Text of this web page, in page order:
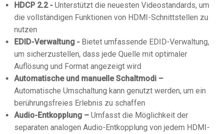
HDCP 2.2 - Unterstützt die neuesten Videostandards, um
die vollständigen Funktionen von HDMI-Schnittstellen zu
nutzen
EDID-Verwaltung - Bietet umfassende EDID-Verwaltung,
um sicherzustellen, dass jede Quelle mit optimaler
Auflösung und Format angezeigt wird
Automatische und manuelle Schaltmodi –
Automatische Umschaltung kann genutzt werden, um ein
berührungsfreies Erlebnis zu schaffen
Audio-Entkopplung – Umfasst die Möglichkeit der
separaten analogen Audio-Entkopplung von jedem HDMI-